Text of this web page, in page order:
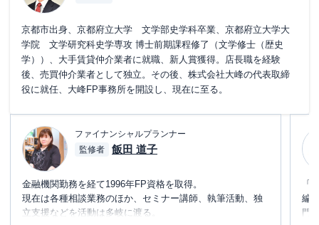
京都市出身、京都府立大学 文学部史学科卒業、京都府立大学大
学院 文学研究科史学専攻 博士前期課程修了（文学修士（歴史
学））、大手賃貸仲介業者に就職、新人賞獲得。店長職を経験
後、売買仲介業者として独立。その後、株式会社大峰の代表取締
役に就任、大峰FP事務所を開設し、現在に至る。
ファイナンシャルプランナー
監修者
飯田 道子
金融機関勤務を経て1996年FP資格を取得。
現在は各種相談業務のほか、セミナー講師、執筆活動、独
立支援などを活動は多岐に渡る。
「
編
門